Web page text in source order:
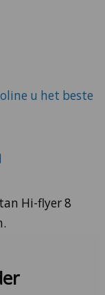
u het beste
Hi-flyer 8